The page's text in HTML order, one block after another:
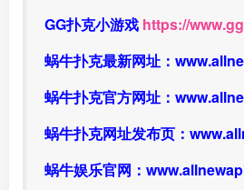
GG扑克小游戏 https://
蜗牛扑克最新网址：
蜗牛扑克官方网址：
蜗牛扑克网址发布页：
蜗牛娱乐官网：